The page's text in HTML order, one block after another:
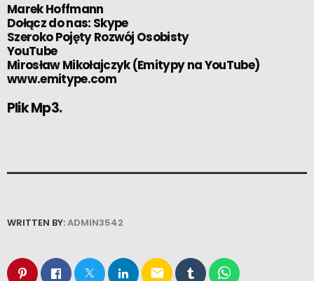
Marek Hoffmann
Dołącz do nas: Skype
Szeroko Pojęty Rozwój Osobisty
YouTube
Mirosław Mikołajczyk(Emitypy na YouTube)
www.emitype.com
Plik Mp3.
WRITTEN BY:ADMIN3542
email